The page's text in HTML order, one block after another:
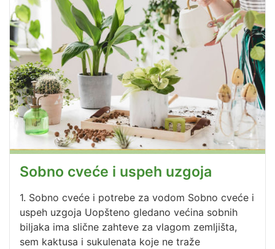
Sobno cveće i uspeh uzgoja
1. Sobno cveće i potrebe za vodom Sobno cveće i
uspeh uzgoja Uopšteno gledano većina sobnih
biljaka ima slične zahteve za vlagom zemljišta,
sem kaktusa i sukulenata koje ne traže